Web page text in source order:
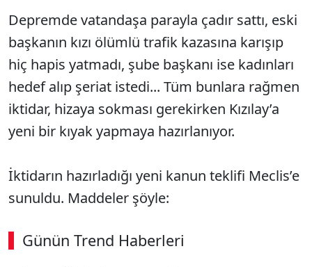
Depremde vatandaşa parayla çadır sattı, eski
başkanın kızı ölümlü trafik kazasına karışıp
hiç hapis yatmadı, şube başkanı ise kadınları
hedef alıp şeriat istedi... Tüm bunlara rağmen
iktidar, hizaya sokması gerekirken Kızılay’a
yeni bir kıyak yapmaya hazırlanıyor.
İktidarın hazırladığı yeni kanun teklifi Meclis’e
sunuldu. Maddeler şöyle:
Günün Trend Haberleri
00:02 / 08:06